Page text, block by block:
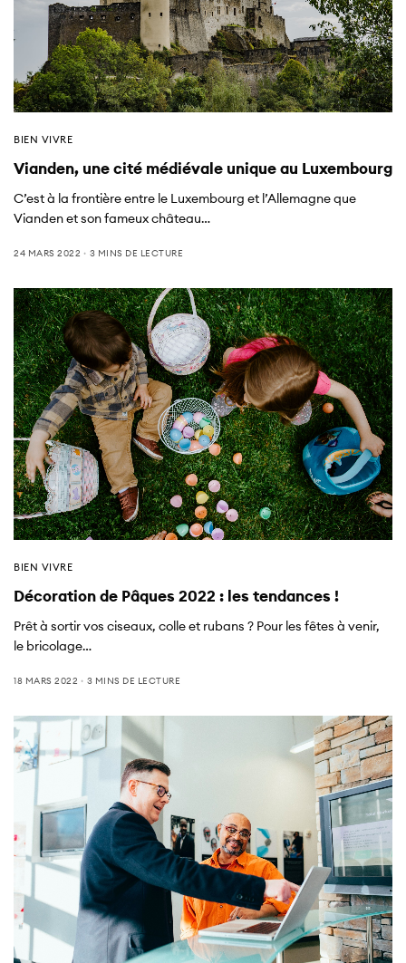
BIEN VIVRE
Vianden, une cité médiévale unique au Luxembourg
C’est à la frontière entre le Luxembourg et l’Allemagne que
Vianden et son fameux château…
24 MARS 2022 3 MINS DE LECTURE
BIEN VIVRE
Décoration de Pâques 2022 : les tendances !
Prêt à sortir vos ciseaux, colle et rubans ? Pour les fêtes à venir,
le bricolage…
18 MARS 2022 3 MINS DE LECTURE